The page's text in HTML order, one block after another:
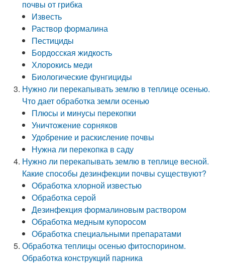
почвы от грибка
Известь
Раствор формалина
Пестициды
Бордосская жидкость
Хлорокись меди
Биологические фунгициды
Нужно ли перекапывать землю в теплице осенью.
Что дает обработка земли осенью
Плюсы и минусы перекопки
Уничтожение сорняков
Удобрение и раскисление почвы
Нужна ли перекопка в саду
Нужно ли перекапывать землю в теплице весной.
Какие способы дезинфекции почвы существуют?
Обработка хлорной известью
Обработка серой
Дезинфекция формалиновым раствором
Обработка медным купоросом
Обработка специальными препаратами
Обработка теплицы осенью фитоспорином.
Обработка конструкций парника